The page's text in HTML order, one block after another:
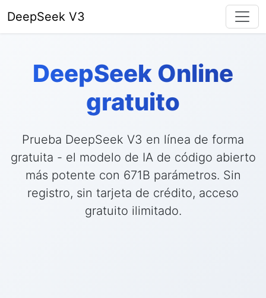
DeepSeek V3
DeepSeek Online
gratuito
Prueba DeepSeek V3 en línea de forma
gratuita - el modelo de IA de código abierto
más potente con 671B parámetros. Sin
registro, sin tarjeta de crédito, acceso
gratuito ilimitado.